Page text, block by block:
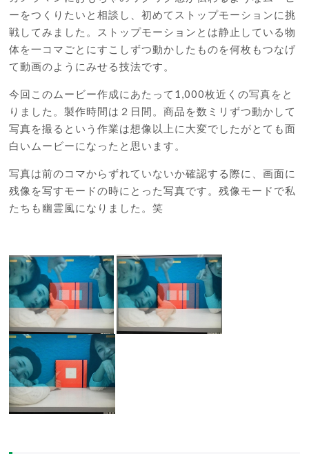
ーをつくりたいと相談し、初めてストップモーションに挑
戦してみました。ストップモーションとは静止している物
体を一コマごとにすこしずつ動かしたものを何枚もつなげ
て動画のようにみせる技法です。
今回このムービー作成にあたって 1,000枚近くの写真をと
りました。製作時間は２日間。商品を数ミリずつ動かして
写真を撮るという作業は想像以上に大変でしたがとても面
白いムービーになったと思います。
写真は前のコマからずれていないか確認する際に、画面に
残像を写すモードの時にとった写真です。残像モードで私
たちも幽霊風になりました。笑